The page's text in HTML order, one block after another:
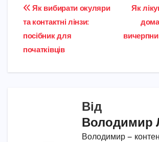
Навігація
записів
Як
Як вибирати окуляри
та контактні лінзи:
посібник для
початківців
Від
Володимир
Володимир —